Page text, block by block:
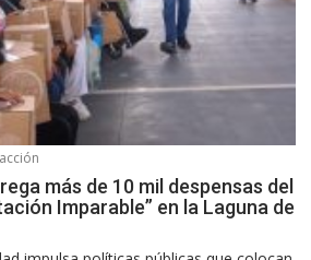
más de 10 mil despensas del
Imparable” en la Laguna de